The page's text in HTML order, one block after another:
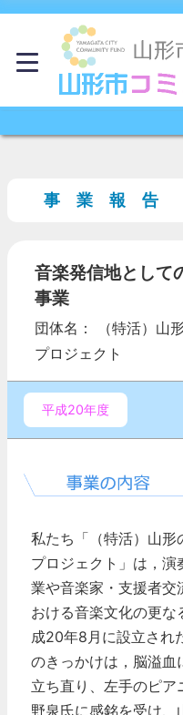
事 業 報 告
音楽発信地として
事業
団体名： （特活）山
プロジェクト
平成20年度
私たち「（特活）山形
プロジェクト」は，
業や音楽家・支援者交
おける音楽文化の更
成20年8月に設立され
のきっかけは，脳溢血
立ち直り、左手のピ
野泉氏に感銘を受け